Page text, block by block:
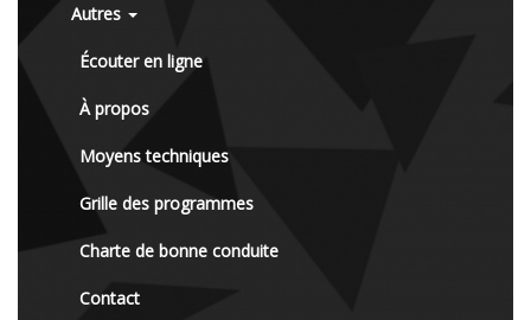
Autres
Écouter en ligne
À propos
Moyens techniques
Grille des programmes
Charte de bonne conduite
Contact